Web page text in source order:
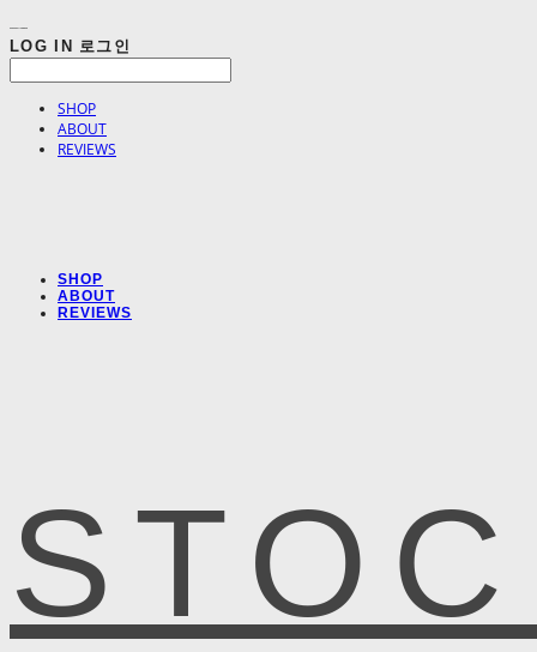
LOG IN 로그인
SHOP
ABOUT
REVIEWS
SHOP
ABOUT
REVIEWS